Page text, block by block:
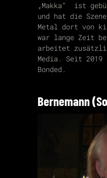
„Makka“ ist
und hat die
Metal dort von
war lange Zeit
arbeitet
Media. Seit
Bonded.
Bernemann